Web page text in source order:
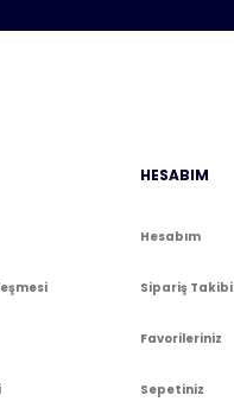
HESABIM
Hesabım
Sipariş Takibi
Favorileriniz
Sepetiniz